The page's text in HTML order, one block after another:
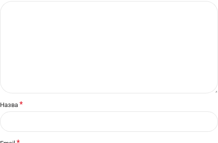
Назва *